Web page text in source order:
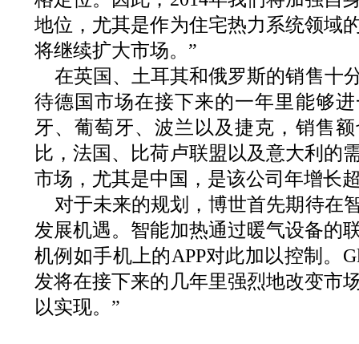
地位，尤其是作为住宅热力系统领域
将继续扩大市场。”
在英国、土耳其和俄罗斯的销售十
待德国市场在接下来的一年里能够
牙、葡萄牙、波兰以及捷克，销售
比，法国、比荷卢联盟以及意大利的
市场，尤其是中国，是该公司年增长
对于未来的规划，博世首先期待在
发展机遇。智能加热通过暖气设备的
机例如手机上的APP对此加以控制。
发将在接下来的几年里强烈地改变市
以实现。”